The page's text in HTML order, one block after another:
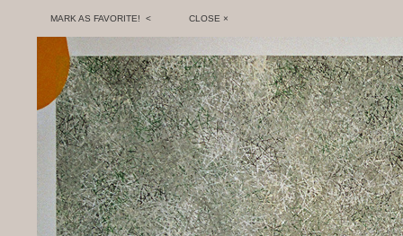
MARK AS FAVORITE! < CLOSE ×